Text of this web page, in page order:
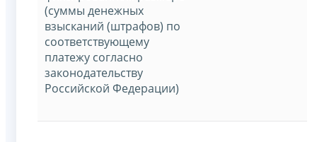
(суммы денежных
взысканий (штрафов) по
соответствующему
платежу согласно
законодательству
Российской Федерации)